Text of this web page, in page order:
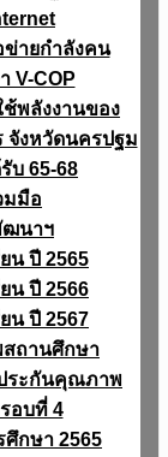
ข่ายกำลังคน
V-COP
ช้พลังงานของ
จังหวัดนครปฐม
บ 65-68
มมือ
ฒนาฯ
น ปี 2565
น ปี 2566
น ปี 2567
ถานศึกษา
ระกันคุณภาพ
อบที่ 4
ศึกษา 2565